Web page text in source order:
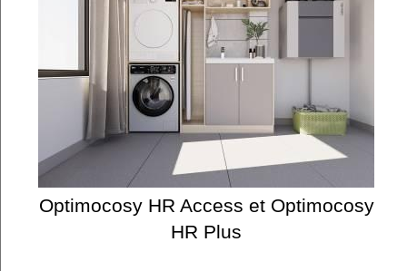
Optimocosy HR Access et Optimocosy
HR Plus